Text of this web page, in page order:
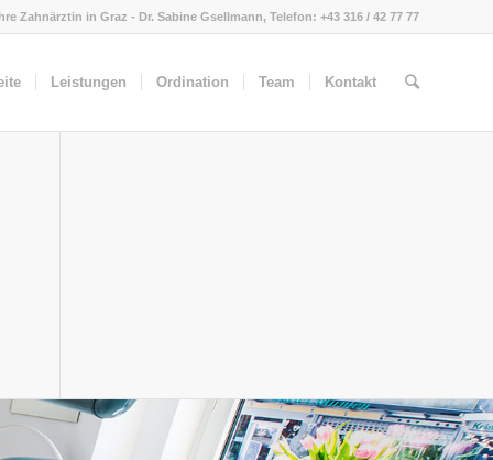
Zahnärztin in Graz - Dr. Sabine Gsellmann, Telefon: +43 316 / 42 77 77
Leistungen Ordination Team Kontakt